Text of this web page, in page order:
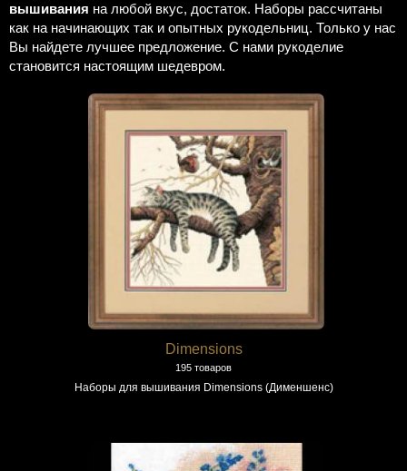
вышивания на любой вкус, достаток. Наборы рассчитаны
как на начинающих так и опытных рукодельниц. Только у нас
Вы найдете лучшее предложение. С нами рукоделие
становится настоящим шедевром.
Dimensions
195 товаров
Наборы для вышивания Dimensions (Дименшенс)